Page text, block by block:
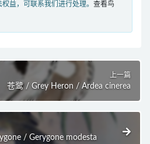
益，可联系我们进行处理。 查看鸟
上一篇
苍鹭 / Grey Heron / Ardea cinerea
/ Gerygone modesta